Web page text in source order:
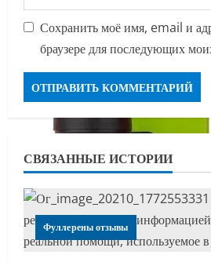
Сохранить моё имя, email и
браузере для последующих
СВЯЗАННЫЕ ИСТОРИИ
Фуллерены отзывы